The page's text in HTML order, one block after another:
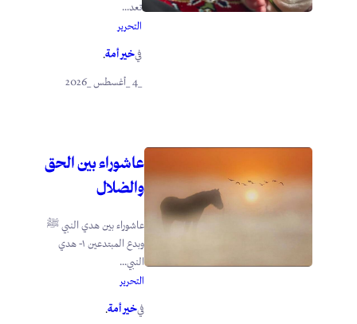
تعد...
التحرير
فيخير أمة.
_4 _أغسطس _2026
عاشوراء بين الحق
والضلال
عاشوراء بين هدي النبي ﷺ
وبدع المبتدعين ١- هدي
النبي...
التحرير
فيخير أمة.